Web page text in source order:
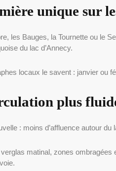
unique sur
les Bauges, la Tournette ou le
du lac d’Annecy.
locaux le savent : janvier ou
plus
: moins d’affluence autour du
matinal, zones ombragées